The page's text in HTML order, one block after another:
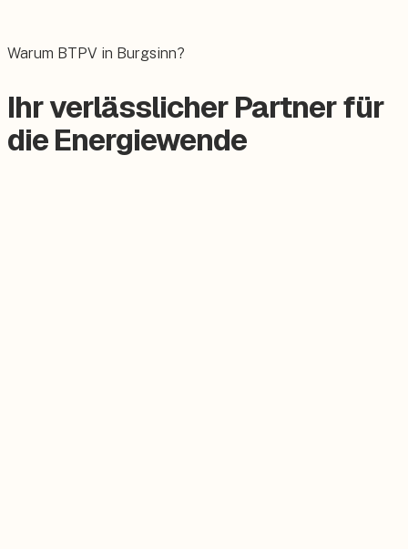
Warum BTPV in Burgsinn?
Ihr verlässlicher Partner für
die Energiewende